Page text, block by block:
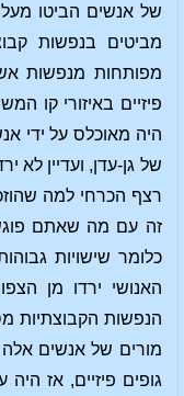
של אנשים הביטו
מביטים בנפשות
מפותחות מנפשות
פיזיים באיזורי קו
היה מאוכלס על ידי
של גן-עדן, ועדיין לא
רצף הכרחי למה
זה עם מה שאתם
כלומר שישויות
האנושי ירדו מן
הנפשות הקבוצתיות
מורים של אנשים אלה
גופים פיזיים, אז